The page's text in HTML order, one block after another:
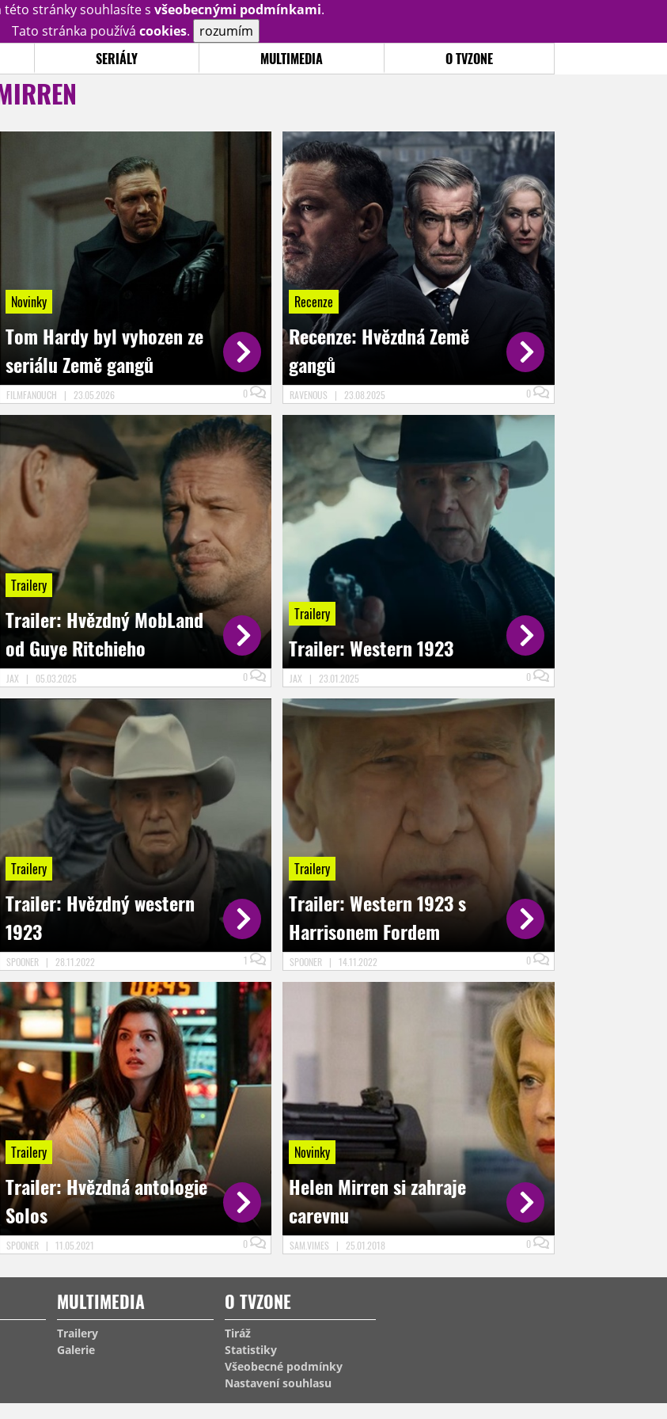
této stránky souhlasíte s všeobecnými podmínkami.
Tato stránka používá cookies. rozumím
SERIÁLY MULTIMEDIA O TVZONE
Novinky
Tom Hardy byl vyhozen ze
seriálu Země gangů
FILMFANOUCH | 23.05.2026 0
Recenze
Recenze: Hvězdná Země
gangů
RAVENOUS | 23.08.2025 0
Trailery
Trailer: Hvězdný MobLand
od Guye Ritchieho
JAX | 05.03.2025 0
Trailery
Trailer: Western 1923
JAX | 23.01.2025 0
Trailery
Trailer: Hvězdný western
1923
SPOONER | 28.11.2022 1
Trailery
Trailer: Western 1923 s
Harrisonem Fordem
SPOONER | 14.11.2022 0
Trailery
Trailer: Hvězdná antologie
Solos
SPOONER | 11.05.2021 0
Novinky
Helen Mirren si zahraje
carevnu
SAM.VIMES | 25.01.2018 0
MULTIMEDIA
Trailery
Galerie
O TVZONE
Tiráž
Statistiky
Všeobecné podmínky
Nastavení souhlasu